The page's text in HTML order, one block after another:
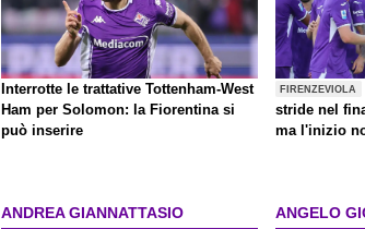
Interrotte le trattative Tottenham-West
Ham per Solomon: la Fiorentina si
può inserire
FIRENZEVIOLA
stride nel
ma l'inizio
ANDREA GIANNATTASIO ANGELO